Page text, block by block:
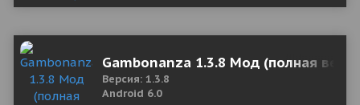
Gambonanza 1.3.8 Мод (полная
Версия: 1.3.8
Android 6.0